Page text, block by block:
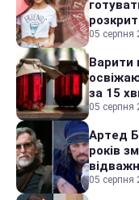
05 серпня
Варити
за 15
05 серпня
Артед
років
05 серпня